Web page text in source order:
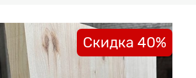
Скидка 40%